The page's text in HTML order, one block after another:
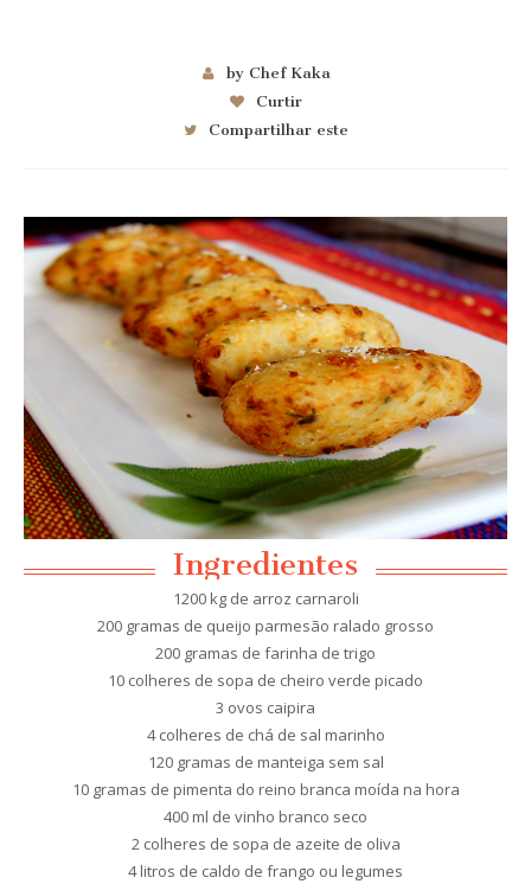
by Chef Kaka
Curtir
Compartilhar este
Ingredientes
1200 kg de arroz carnaroli
200 gramas de queijo parmesão ralado grosso
200 gramas de farinha de trigo
10 colheres de sopa de cheiro verde picado
3 ovos caipira
4 colheres de chá de sal marinho
120 gramas de manteiga sem sal
10 gramas de pimenta do reino branca moída na hora
400 ml de vinho branco seco
2 colheres de sopa de azeite de oliva
4 litros de caldo de frango ou legumes